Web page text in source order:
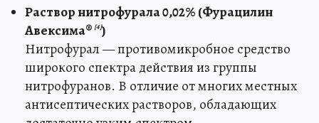
Раствор нитрофурала 0,02% (Фурацилин
Авексима® [4])
Нитрофурал — противомикробное средство
широкого спектра действия из группы
нитрофуранов. В отличие от многих местных
антисептических растворов, обладающих